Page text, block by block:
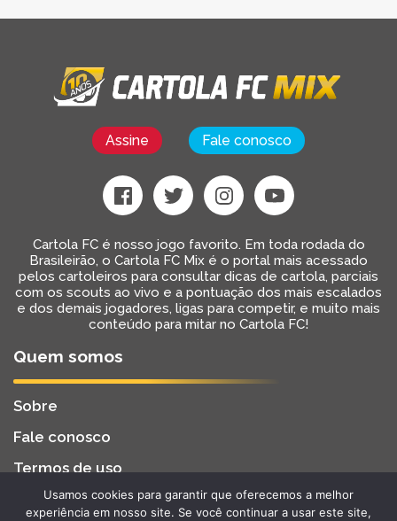
Assine Fale conosco
Cartola FC é nosso jogo favorito. Em toda rodada do
Brasileirão, o Cartola FC Mix é o portal mais acessado
pelos cartoleiros para consultar dicas de cartola, parciais
com os scouts ao vivo e a pontuação dos mais escalados
e dos demais jogadores, ligas para competir, e muito mais
conteúdo para mitar no Cartola FC!
Quem somos
Sobre
Fale conosco
Termos de uso
2022 - Todos os Direitos Reservados
Desenvolvido por BW2 Tecnologia
Usamos cookies para garantir que oferecemos a melhor
experiência em nosso site. Se você continuar a usar este site,